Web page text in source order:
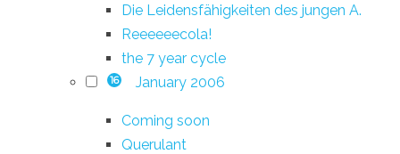
Die Leidensfähigkeiten des jungen A.
Reeeeeecola!
the 7 year cycle
16 January 2006
Coming soon
Querulant